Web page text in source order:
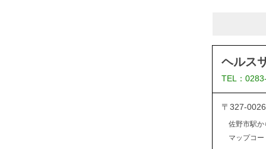
ヘルス
TEL：
〒327-
佐野市駅
マップコ